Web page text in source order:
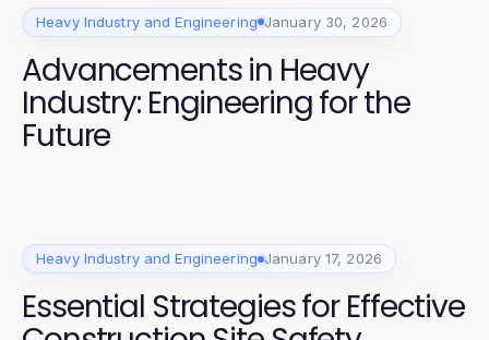
Heavy Industry and Engineering January 30, 2026
Advancements in Heavy
Industry: Engineering for the
Future
Heavy Industry and Engineering January 17, 2026
Essential Strategies for Effective